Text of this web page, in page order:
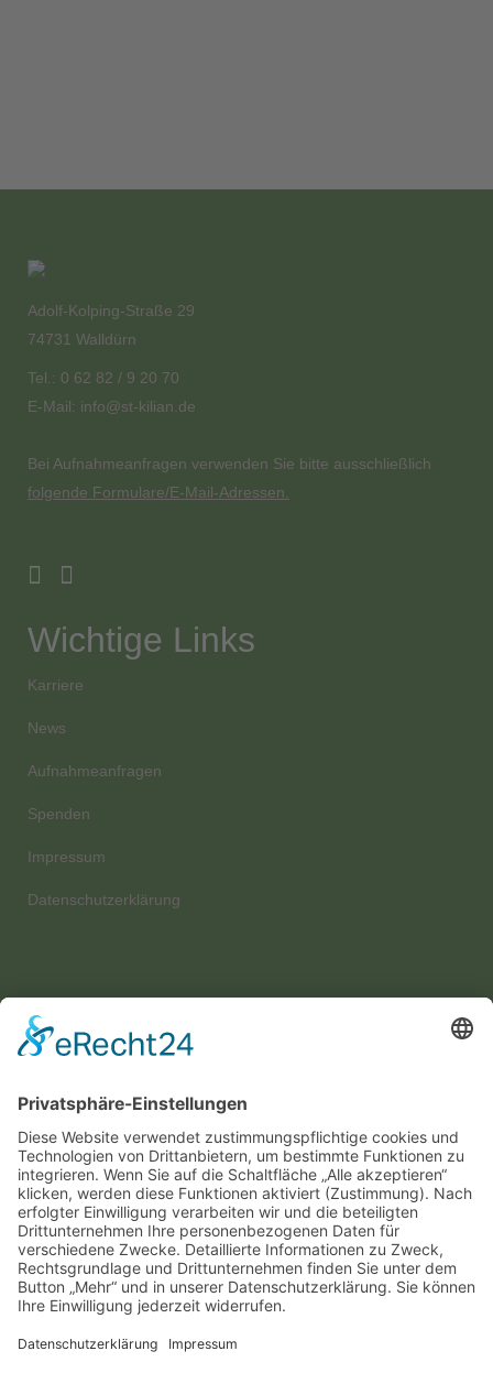
Adolf-Kolping-Straße 29
74731 Walldürn
Tel.: 0 62 82 / 9 20 70
E-Mail: info@st-kilian.de
Bei Aufnahmeanfragen verwenden Sie bitte ausschließlich
folgende Formulare/E-Mail-Adressen.
Wichtige Links
Karriere
News
Aufnahmeanfragen
Spenden
Impressum
Datenschutzerklärung
Wir benötigen Ihre Zustimmung, um
um Karteninhalte einzubetten. Dieser Service
kann Daten zu Ihren Aktivitäten sammeln. Bitte
lesen Sie die Details durch und stimmen Sie der
Nutzung des Service zu, um diese Karte
anzuzeigen.
MEHR